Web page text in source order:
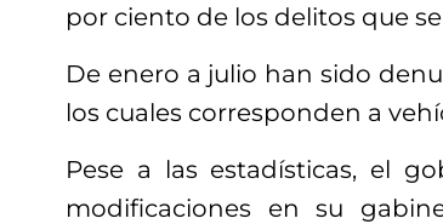
por ciento de los delitos que
De enero a julio han sido
los cuales corresponden a
Pese a las estadísticas, el
modificaciones en su